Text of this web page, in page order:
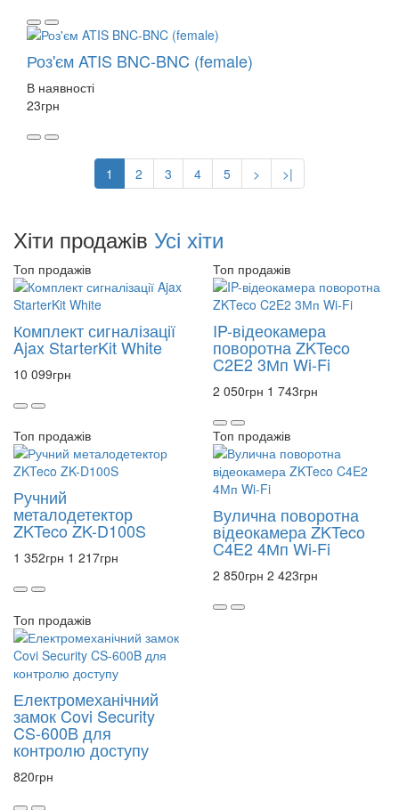
Роз'єм ATIS BNC-BNC (female)
В наявності
23грн
1 2 3 4 5 > >|
Хіти продажів Усі хіти
Топ продажів
Комплект сигналізації
Ajax StarterKit White
10 099грн
Топ продажів
IP-відеокамера
поворотна ZKTeco
C2E2 3Мп Wi-Fi
2 050грн 1 743грн
Топ продажів
Ручний
металодетектор
ZKTeco ZK-D100S
1 352грн 1 217грн
Топ продажів
Вулична поворотна
відеокамера ZKTeco
C4E2 4Мп Wi-Fi
2 850грн 2 423грн
Топ продажів
Електромеханічний
замок Covi Security
CS-600B для
контролю доступу
820грн